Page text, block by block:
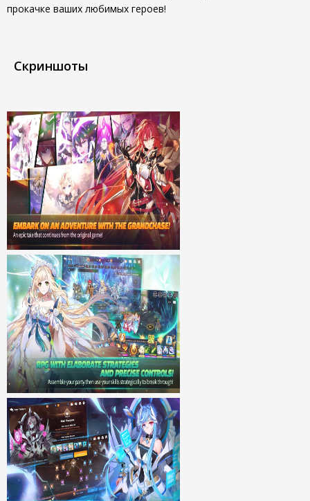
прокачке ваших любимых героев!
Скриншоты